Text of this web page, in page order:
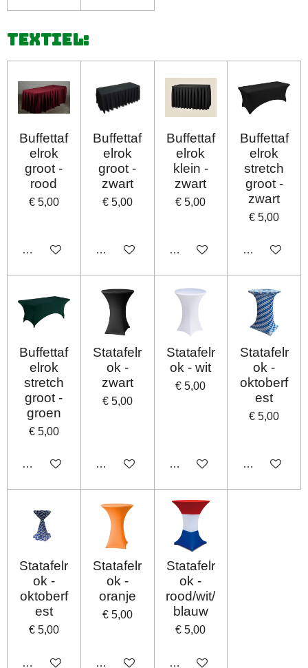
Textiel:
Buffettaf
elrok
groot -
rood
€ 5,00
In winkelwagen
Buffettaf
elrok
groot -
zwart
€ 5,00
In winkelwagen
Buffettaf
elrok
klein -
zwart
€ 5,00
In winkelwagen
Buffettaf
elrok
stretch
groot -
zwart
€ 5,00
In
Buffettaf
elrok
stretch
groot -
groen
€ 5,00
In winkelwagen
Statafelr
ok -
zwart
€ 5,00
In winkelwagen
Statafelr
ok - wit
€ 5,00
In winkelwagen
Statafelr
ok -
oktoberf
est
€ 5,00
In
Statafelr
ok -
oktoberf
est
€ 5,00
In winkelwagen
Statafelr
ok -
oranje
€ 5,00
In winkelwagen
Statafelr
ok -
rood/wit/
blauw
€ 5,00
In winkelwagen